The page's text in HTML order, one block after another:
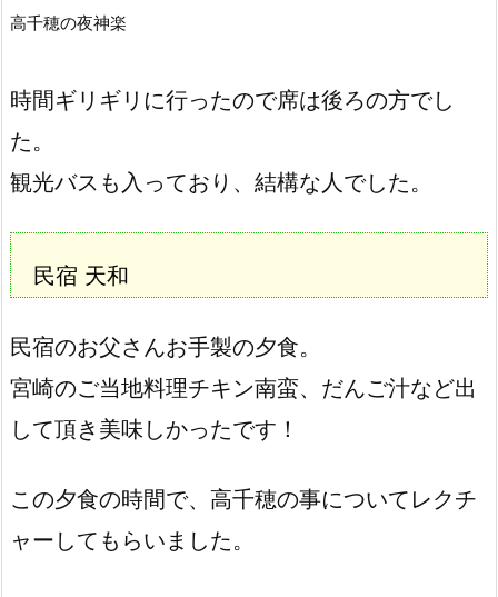
高千穂の夜神楽
時間ギリギリに行ったので席は後ろの方でし
た。
観光バスも入っており、結構な人でした。
民宿 天和
民宿のお父さんお手製の夕食。
宮崎のご当地料理チキン南蛮、だんご汁など出
して頂き美味しかったです！
この夕食の時間で、高千穂の事についてレクチ
ャーしてもらいました。